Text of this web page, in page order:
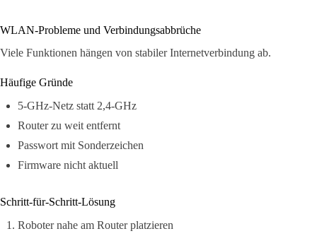
WLAN-Probleme und Verbindungsabbrüche
Viele Funktionen hängen von stabiler Internetverbindung ab.
Häufige Gründe
5-GHz-Netz statt 2,4-GHz
Router zu weit entfernt
Passwort mit Sonderzeichen
Firmware nicht aktuell
Schritt-für-Schritt-Lösung
Roboter nahe am Router platzieren